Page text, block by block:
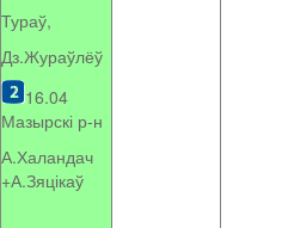
Тураў,
Дз.Жураўлёў
16.04
Мазырскі р-н
А.Халандач
+А.Зяцікаў